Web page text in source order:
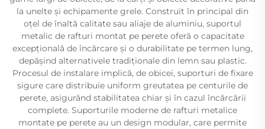
la unelte și echipamente grele. Construit în principal din
oțel de înaltă calitate sau aliaje de aluminiu, suportul
metalic de rafturi montat pe perete oferă o capacitate
excepțională de încărcare și o durabilitate pe termen lung,
depășind alternativele tradiționale din lemn sau plastic.
Procesul de instalare implică, de obicei, suporturi de fixare
sigure care distribuie uniform greutatea pe centurile de
perete, asigurând stabilitatea chiar și în cazul încărcării
complete. Suporturile moderne de rafturi metalice
montate pe perete au un design modular, care permite